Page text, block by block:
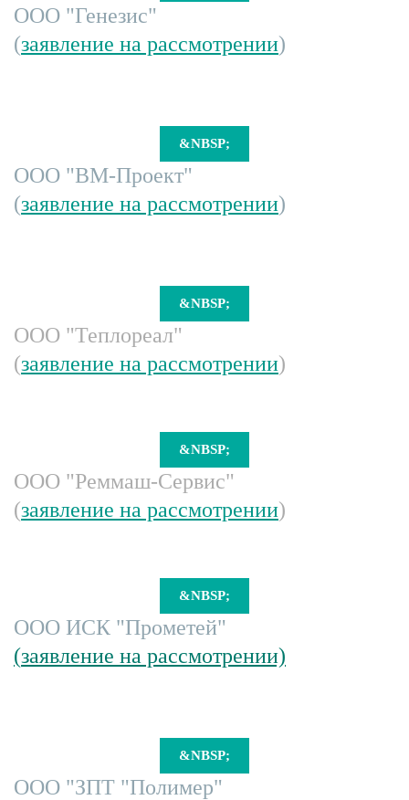
ООО "Генезис"
(заявление на рассмотрении)
&NBSP;
ООО "ВМ-Проект"
(заявление на рассмотрении)
&NBSP;
ООО "Теплореал"
(заявление на рассмотрении)
&NBSP;
ООО "Реммаш-Сервис"
(заявление на рассмотрении)
&NBSP;
ООО ИСК "Прометей"
(заявление на рассмотрении)
&NBSP;
ООО "ЗПТ "Полимер"